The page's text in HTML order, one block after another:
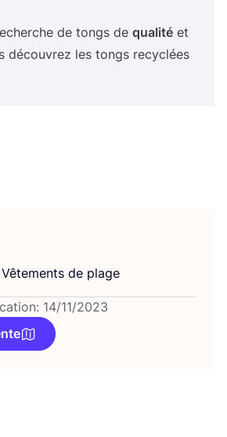
de tongs de qua­li­té et
décou­vrez les tongs recy­clées
de plage
14/11/2023